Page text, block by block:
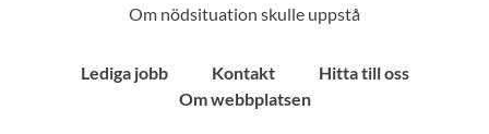
Om nödsituation skulle uppstå
Lediga jobb Kontakt
Hitta till oss
Om webbplatsen